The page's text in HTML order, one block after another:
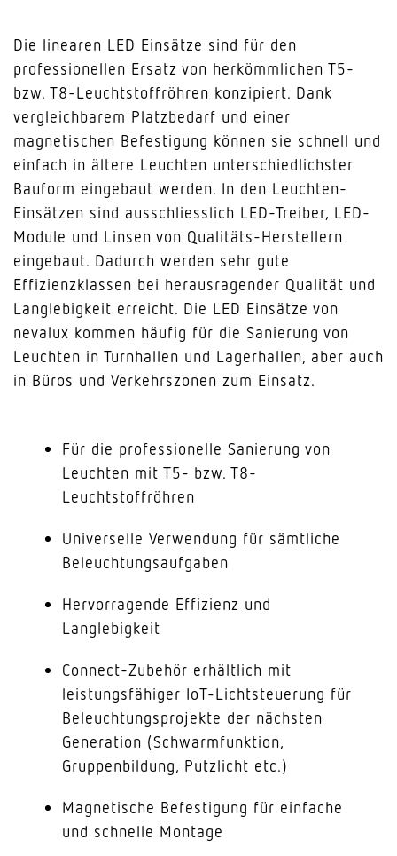
Die linearen LED Einsätze sind für den
professionellen Ersatz von herkömmlichen T5-
bzw. T8-Leuchtstoffröhren konzipiert. Dank
vergleichbarem Platzbedarf und einer
magnetischen Befestigung können sie schnell und
einfach in ältere Leuchten unterschiedlichster
Bauform eingebaut werden. In den Leuchten-
Einsätzen sind ausschliesslich LED-Treiber, LED-
Module und Linsen von Qualitäts-Herstellern
eingebaut. Dadurch werden sehr gute
Effizienzklassen bei herausragender Qualität und
Langlebigkeit erreicht. Die LED Einsätze von
nevalux kommen häufig für die Sanierung von
Leuchten in Turnhallen und Lagerhallen, aber auch
in Büros und Verkehrszonen zum Einsatz.
Für die professionelle Sanierung von
Leuchten mit T5- bzw. T8-
Leuchtstoffröhren
Universelle Verwendung für sämtliche
Beleuchtungsaufgaben
Hervorragende Effizienz und
Langlebigkeit
Connect-Zubehör erhältlich mit
leistungsfähiger IoT-Lichtsteuerung für
Beleuchtungsprojekte der nächsten
Generation (Schwarmfunktion,
Gruppenbildung, Putzlicht etc.)
Magnetische Befestigung für einfache
und schnelle Montage